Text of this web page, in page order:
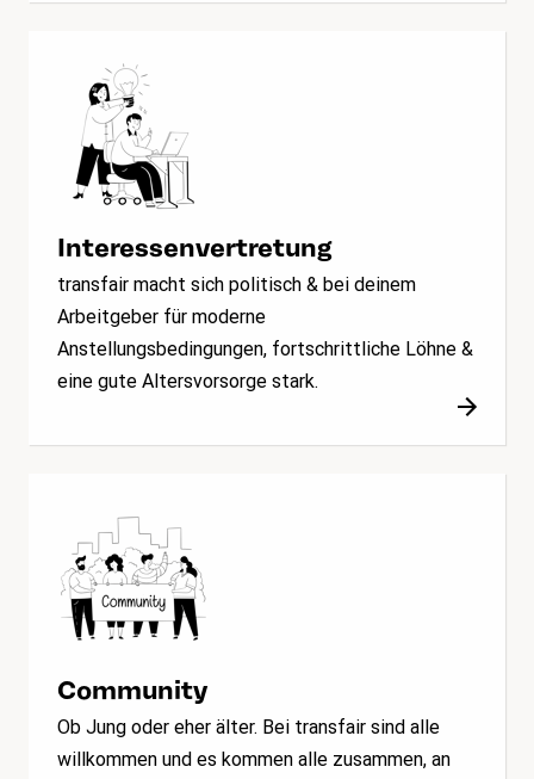
Interessenvertretung
transfair macht sich politisch & bei deinem
Arbeitgeber für moderne
Anstellungsbedingungen, fortschrittliche Löhne &
eine gute Altersvorsorge stark.
Community
Ob Jung oder eher älter. Bei transfair sind alle
willkommen und es kommen alle zusammen, an